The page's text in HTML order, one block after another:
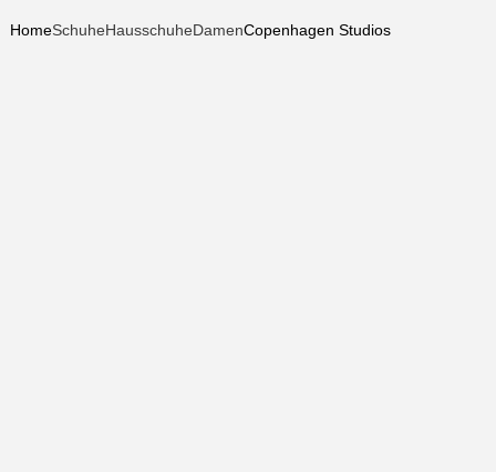
HomeSchuheHausschuheDamenCopenhagen Studios